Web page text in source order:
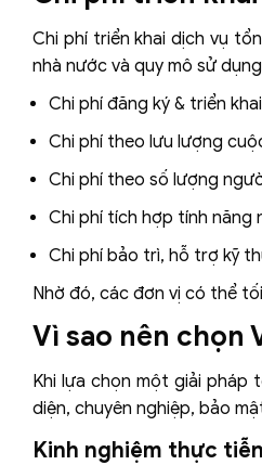
Chi phí triển khai dịch vụ
nhà nước và quy mô sử
Chi phí đăng ký & triển
Chi phí theo lưu lượng
Chi phí theo số lượng
Chi phí tích hợp tính
Chi phí bảo trì, hỗ trợ kỹ
Nhờ đó, các đơn vị có thể
Vì sao nên chọn
Khi lựa chọn một giải pháp
diện, chuyên nghiệp, bảo
Kinh nghiệm thực